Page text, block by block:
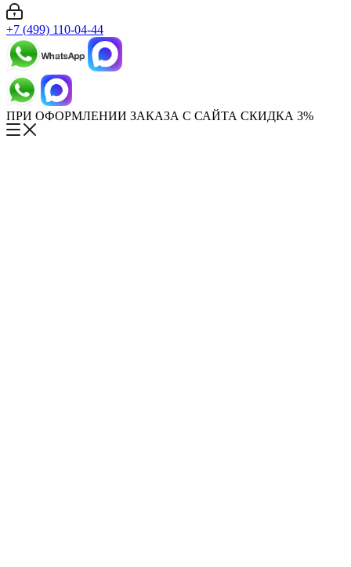
+7 (499) 110-04-44
ПРИ ОФОРМЛЕНИИ ЗАКАЗА С САЙТА СКИДКА 3%